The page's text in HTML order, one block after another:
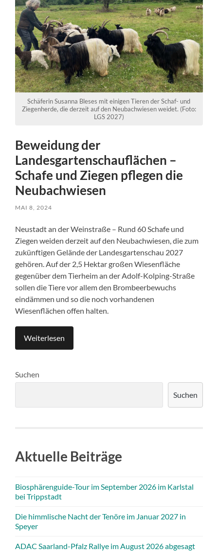
Schäferin Susanna Bleses mit einigen Tieren der Schaf- und
Ziegenherde, die derzeit auf den Neubachwiesen weidet. (Foto:
LGS 2027)
Beweidung der
Landesgartenschauflächen –
Schafe und Ziegen pflegen die
Neubachwiesen
MAI 8, 2024
Neustadt an der Weinstraße – Rund 60 Schafe und
Ziegen weiden derzeit auf den Neubachwiesen, die zum
zukünftigen Gelände der Landesgartenschau 2027
gehören. Auf der 2,5 Hektar großen Wiesenfläche
gegenüber dem Tierheim an der Adolf-Kolping-Straße
sollen die Tiere vor allem den Brombeerbewuchs
eindämmen und so die noch vorhandenen
Wiesenflächen offen halten.
Weiterlesen
Suchen
Suchen
Aktuelle Beiträge
Biosphärenguide-Tour im September 2026 im Karlstal
bei Trippstadt
Die himmlische Nacht der Tenöre im Januar 2027 in
Speyer
ADAC Saarland-Pfalz Rallye im August 2026 abgesagt